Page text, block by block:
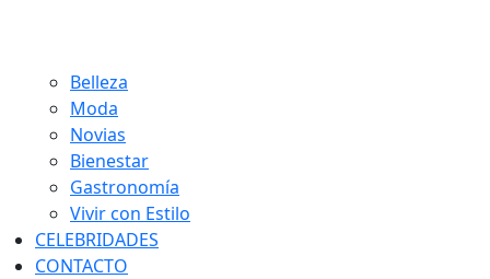
Belleza
Moda
Novias
Bienestar
Gastronomía
Vivir con Estilo
CELEBRIDADES
CONTACTO